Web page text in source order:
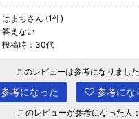
はまちさん (1件)
答えない
投稿時：30代
このレビューは参考になりまし
参考になった 参考にな
このレビューが参考になった人：